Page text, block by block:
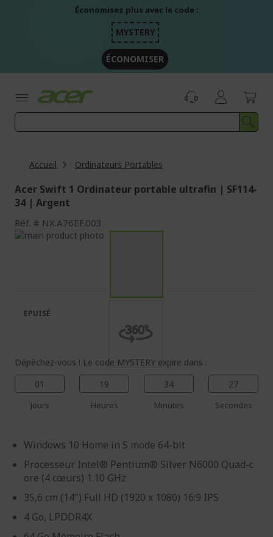
Économisez plus avec le code :
MYSTERY
ÉCONOMISER
Accueil Ordinateurs Portables
Acer Swift 1 Ordinateur portable ultrafin | SF114-
34 | Argent
Réf. NX.A76EF.003
Passer
galerie
d’images
Galerie
d’images
Dépêchez-vous ! Le code MYSTERY expire dans :
01
Jours
19
Heures
34
Minutes
25
Secondes
Windows 10 Home in S mode 64-bit
Processeur Intel® Pentium® Silver N6000 Quad-c
ore (4 cœurs) 1.10 GHz
35,6 cm (14") Full HD (1920 x 1080) 16:9 IPS
4 Go, LPDDR4X
EPUISÉ